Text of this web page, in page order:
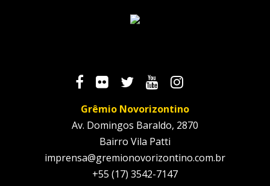
Grêmio Novorizontino
Av. Domingos Baraldo, 2870
Bairro Vila Patti
imprensa@gremionovorizontino.com.br
+55 (17) 3542-7147